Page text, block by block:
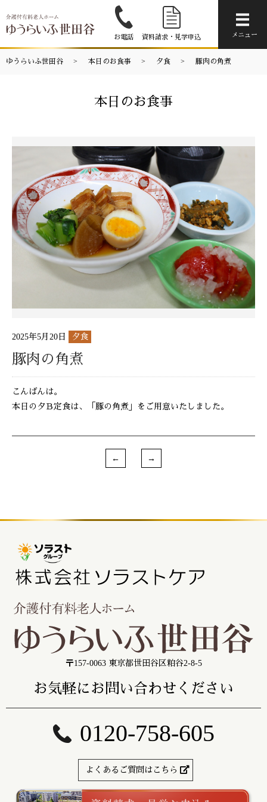
お電話 資料請求・見学申込 メニュー
ゆうらいふ世田谷 本日のお食事 夕食 豚肉の角煮
本日のお食事
2025年5月20日 夕食
豚肉の角煮
こんばんは。
本日の夕Ｂ定食は、「豚の角煮」をご用意いたしました。
〒157-0063 東京都世田谷区粕谷2-8-5
お気軽にお問い合わせください
0120-758-605
よくあるご質問はこちら